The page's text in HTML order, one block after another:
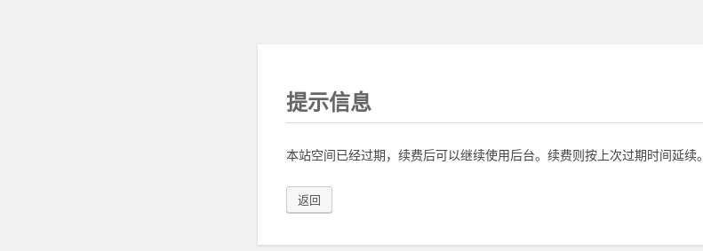
提示信息
本站空间已经过期，续费后可以继续使用后台。续费则按上次过期时间延续。
返回